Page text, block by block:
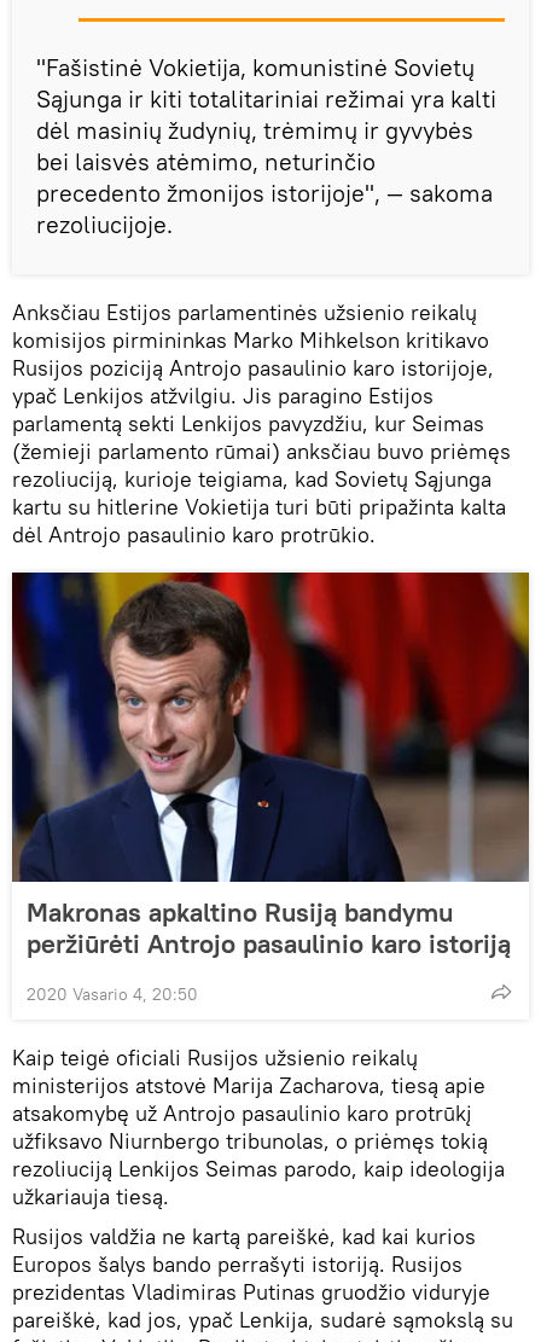
"Fašistinė Vokietija, komunistinė Sovietų
Sąjunga ir kiti totalitariniai režimai yra kalti
dėl masinių žudynių, trėmimų ir gyvybės
bei laisvės atėmimo, neturinčio
precedento žmonijos istorijoje", — sakoma
rezoliucijoje.
Anksčiau Estijos parlamentinės užsienio reikalų
komisijos pirmininkas Marko Mihkelson kritikavo
Rusijos poziciją Antrojo pasaulinio karo istorijoje,
ypač Lenkijos atžvilgiu. Jis paragino Estijos
parlamentą sekti Lenkijos pavyzdžiu, kur Seimas
(žemieji parlamento rūmai) anksčiau buvo priėmęs
rezoliuciją, kurioje teigiama, kad Sovietų Sąjunga
kartu su hitlerine Vokietija turi būti pripažinta kalta
dėl Antrojo pasaulinio karo protrūkio.
Makronas apkaltino Rusiją bandymu
peržiūrėti Antrojo pasaulinio karo istoriją
2020 Vasario 4, 20:50
Kaip teigė oficiali Rusijos užsienio reikalų
ministerijos atstovė Marija Zacharova, tiesą apie
atsakomybę už Antrojo pasaulinio karo protrūkį
užfiksavo Niurnbergo tribunolas, o priėmęs tokią
rezoliuciją Lenkijos Seimas parodo, kaip ideologija
užkariauja tiesą.
Rusijos valdžia ne kartą pareiškė, kad kai kurios
Europos šalys bando perrašyti istoriją. Rusijos
prezidentas Vladimiras Putinas gruodžio viduryje
pareiškė, kad jos, ypač Lenkija, sudarė sąmokslą su